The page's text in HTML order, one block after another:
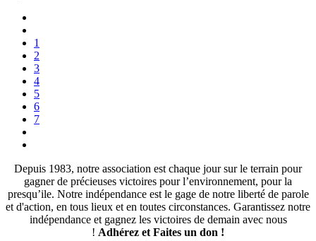
1
2
3
4
5
6
7
Depuis 1983, notre association est chaque jour sur le terrain pour
gagner de précieuses victoires pour l’environnement, pour la
presqu’ile. Notre indépendance est le gage de notre liberté de parole
et d'action, en tous lieux et en toutes circonstances. Garantissez notre
indépendance et gagnez les victoires de demain avec nous
! Adhérez et Faites un don !